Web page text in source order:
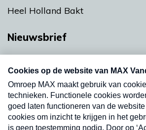
Heel Holland Bakt
Nieuwsbrief
nieuwsbrief. Elke vrijdag- en
uw mailbox.